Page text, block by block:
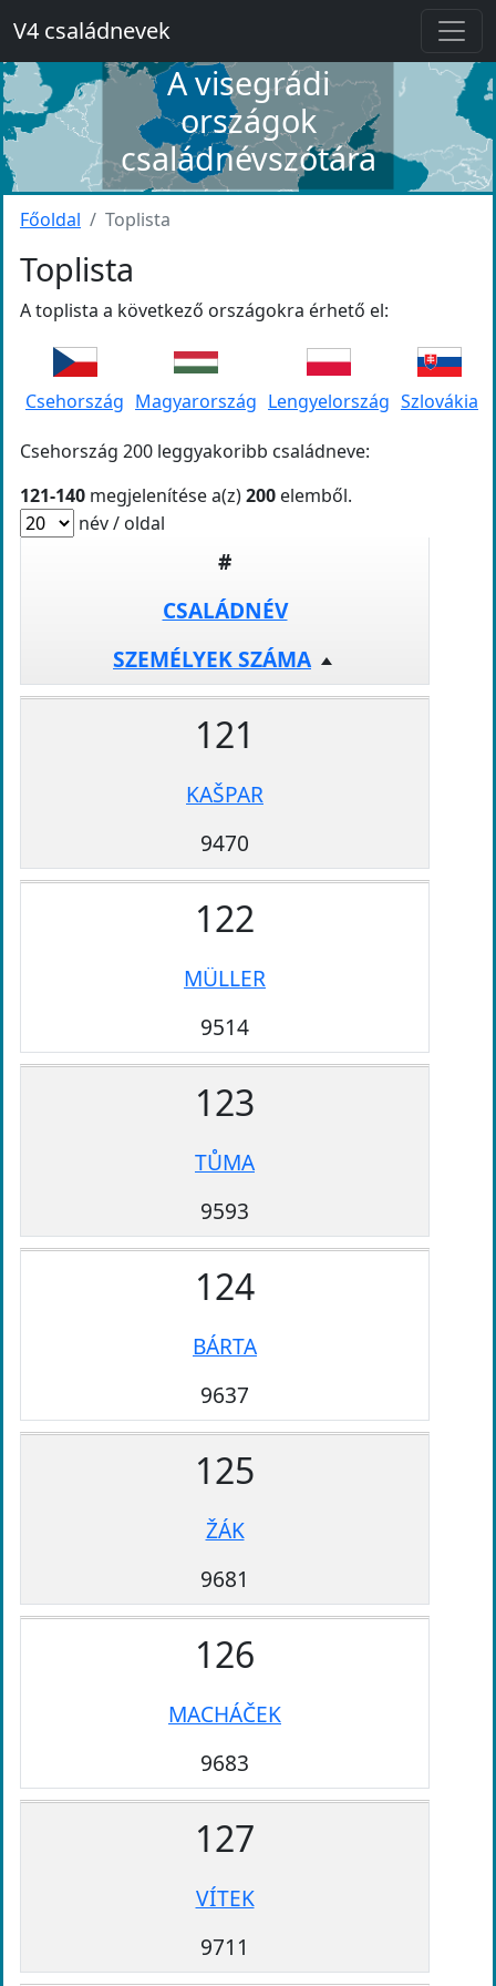
V4 családnevek
A visegrádi
országok
családnévszótára
Főoldal Toplista
Toplista
A toplista a következő országokra érhető el:
Csehország Magyarország Lengyelország Szlovákia
Csehország 200 leggyakoribb családneve:
121-140 megjelenítése a(z)200 elemből.
név / oldal
#
CSALÁDNÉV
SZEMÉLYEK SZÁMA
121
KAŠPAR
9470
122
MÜLLER
9514
123
TŮMA
9593
124
BÁRTA
9637
125
ŽÁK
9681
126
MACHÁČEK
9683
127
VÍTEK
9711